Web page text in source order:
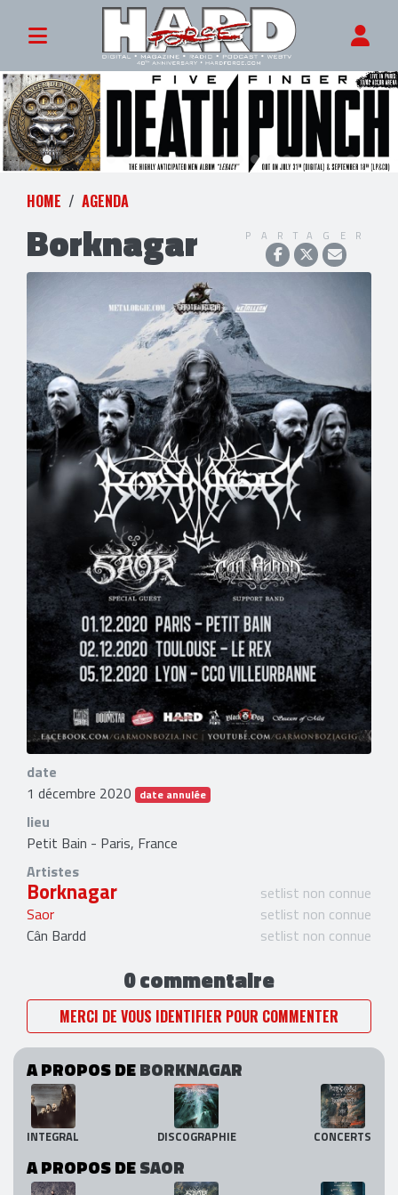
HOME AGENDA
Borknagar PARTAGER
date
1 décembre 2020 date annulée
lieu
Petit Bain - Paris, France
Artistes
Borknagar
setlist non connue
Saor
setlist non connue
Cân Bardd
setlist non connue
0 commentaire
MERCI DE VOUS IDENTIFIER POUR COMMENTER
A PROPOS DEBORKNAGAR
INTEGRAL DISCOGRAPHIE CONCERTS
A PROPOS DESAOR